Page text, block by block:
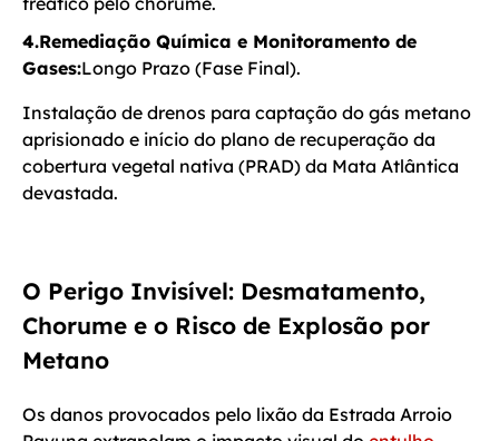
4.Remediação Química e Monitoramento de
Gases:Longo Prazo (Fase Final).
Instalação de drenos para captação do gás metano
aprisionado e início do plano de recuperação da
cobertura vegetal nativa (PRAD) da Mata Atlântica
devastada.
O Perigo Invisível: Desmatamento,
Chorume e o Risco de Explosão por
Metano
Os danos provocados pelo lixão da Estrada Arroio